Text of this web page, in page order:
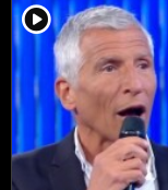
player2